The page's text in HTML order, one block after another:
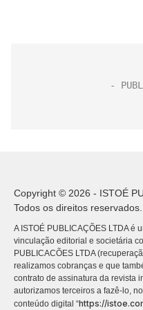
Copyright © 2026 - ISTOÉ
Todos os direitos reservados.
A ISTOÉ PUBLICAÇÕES LTDA é
vinculação editorial e societária
PUBLICACÕES LTDA
realizamos cobranças e que
contrato de assinatura da revista
autorizamos terceiros a fazê-lo,
conteúdo digital “https://